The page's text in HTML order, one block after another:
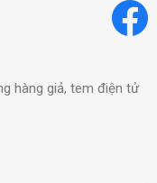
hàng giả, tem điện tử